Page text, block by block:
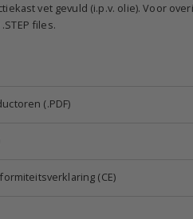
vet gevuld (i.p.v. olie). Voor
files.
(.PDF)
(CE)